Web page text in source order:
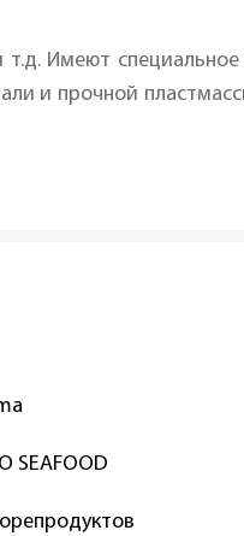
Имеют специальное
и прочной
SEAFOOD